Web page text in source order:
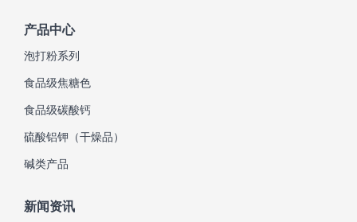
产品中心
泡打粉系列
食品级焦糖色
食品级碳酸钙
硫酸铝钾（干燥品）
碱类产品
新闻资讯